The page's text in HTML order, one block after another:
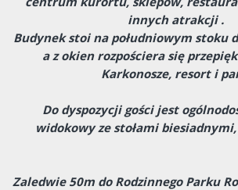
innych atrakcji .
Budynek stoi na południowym stoku
a z okien rozpościera się
Karkonosze, resort i
Do dyspozycji gości jest
widokowy ze stołami
Zaledwie 50m do Rodzinnego Parku